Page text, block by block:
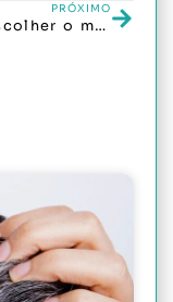
PRÓXIMO
Como escolher o melhor tratamento capilar para você?